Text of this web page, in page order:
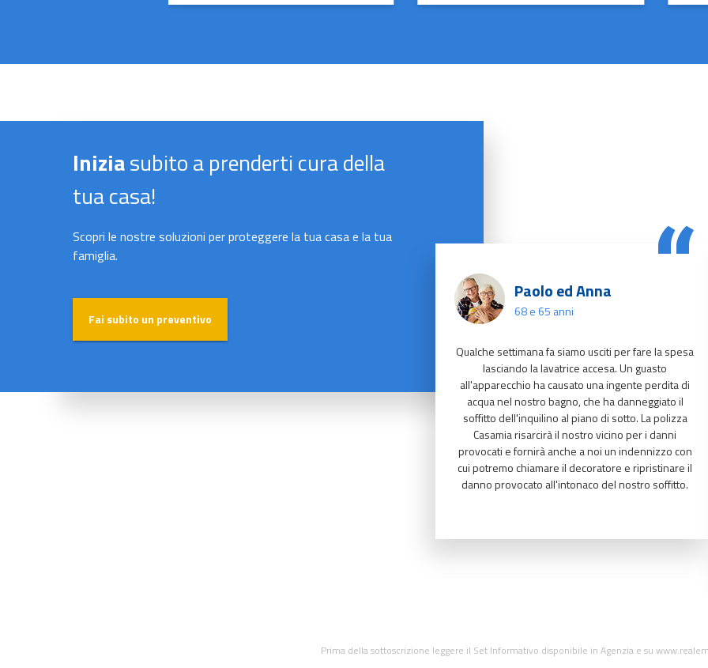
Iniziasubito a prenderti cura della
tua casa!
Scopri le nostre soluzioni per proteggere la tua casa e la tua
famiglia.
Fai subito un preventivo
Paolo ed Anna
68 e 65 anni
Qualche settimana fa siamo usciti per fare la spesa
lasciando la lavatrice accesa. Un guasto
all'apparecchio ha causato una ingente perdita di
acqua nel nostro bagno, che ha danneggiato il
soffitto dell'inquilino al piano di sotto. La polizza
Casamia risarcirà il nostro vicino per i danni
provocati e fornirà anche a noi un indennizzo con
cui potremo chiamare il decoratore e ripristinare il
danno provocato all'intonaco del nostro soffitto.
Prima della sottoscrizione leggere il Set Informativo disponibile in Agenzia e su